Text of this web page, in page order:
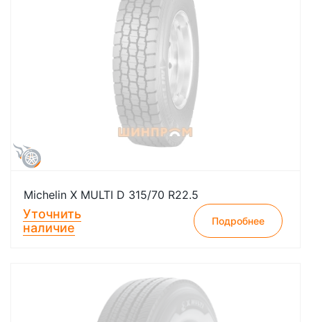
Michelin X MULTI D 315/70 R22.5
Уточнить
наличие
Подробнее